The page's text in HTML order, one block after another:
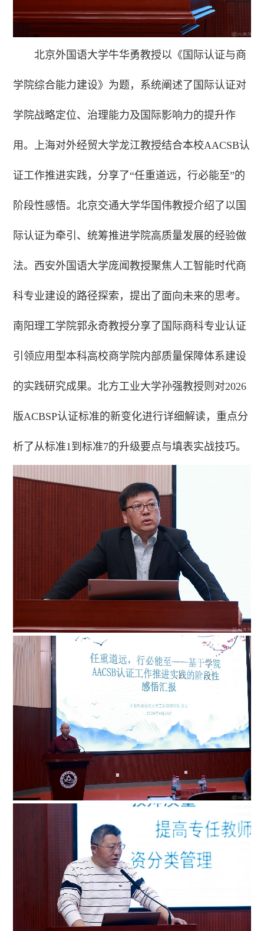
北京外国语大学牛华勇教授以《国际认证与商
学院综合能力建设》为题，系统阐述了国际认证对
学院战略定位、治理能力及国际影响力的提升作
用。上海对外经贸大学龙江教授结合本校AACSB认
证工作推进实践，分享了“任重道远，行必能至”的
阶段性感悟。北京交通大学华国伟教授介绍了以国
际认证为牵引、统筹推进学院高质量发展的经验做
法。西安外国语大学庞闻教授聚焦人工智能时代商
科专业建设的路径探索，提出了面向未来的思考。
南阳理工学院郭永奇教授分享了国际商科专业认证
引领应用型本科高校商学院内部质量保障体系建设
的实践研究成果。北方工业大学孙强教授则对2026
版ACBSP认证标准的新变化进行详细解读，重点分
析了从标准1到标准7的升级要点与填表实战技巧。